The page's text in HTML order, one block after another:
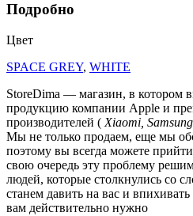
Подробно
Цвет
SPACE GREY, WHITE
StoreDima — магазин, в котором
продукцию компании Apple и
производителей ( Xiaomi,
Мы не только продаем, еще мы
поэтому вы всегда можете
свою очередь эту проблему
людей, которые столкнулись со
станем давить на вас и
вам действительно нужно